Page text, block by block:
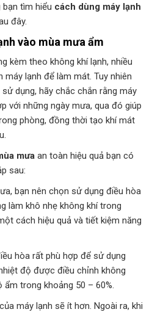
bạn tìm hiểu cách dùng máy lạnh
đây.
vào mùa mưa ẩm
kèm theo không khí lạnh, nhiều
lạnh để làm mát. Tuy nhiên
dụng, hãy chắc chắn rằng máy
với những ngày mưa, qua đó giúp
phòng, đồng thời tạo khí mát
mưa an toàn hiệu quả bạn có
sau:
bạn nên chọn sử dụng điều hòa
làm khô nhẹ không khí trong
cách hiệu quả và tiết kiệm năng
hòa rất phù hợp để sử dụng
độ được điều chỉnh không
trong khoảng 50 – 60%.
máy lạnh sẽ ít hơn. Ngoài ra, khi